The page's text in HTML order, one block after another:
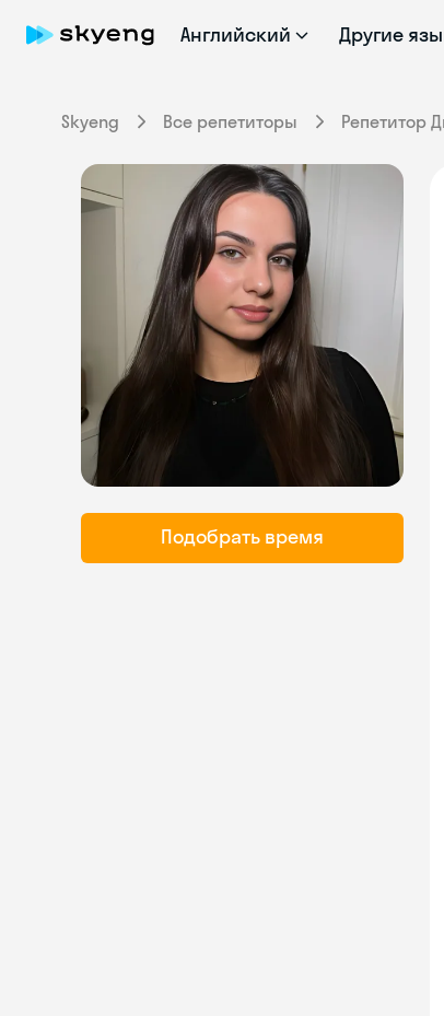
Английский Другие
Skyeng Все репетиторы Репетитор
Подобрать время